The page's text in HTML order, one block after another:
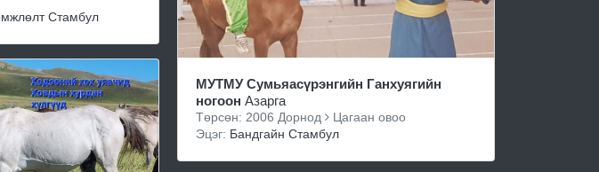
Стамбул
МУТМУ Сумьяасүрэнгийн Ганхуягийн
ногоон Азарга
Төрсөн: 2006 Дорнод
Цагаан овоо
Эцэг: Бандгайн Стамбул